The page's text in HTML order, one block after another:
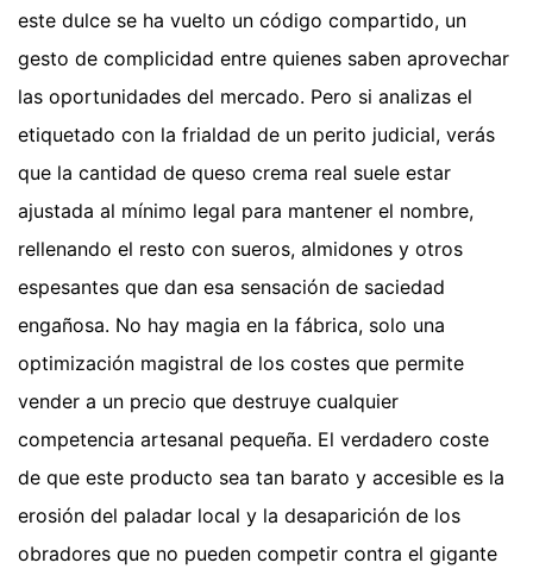
este dulce se ha vuelto un código compartido, un
gesto de complicidad entre quienes saben aprovechar
las oportunidades del mercado. Pero si analizas el
etiquetado con la frialdad de un perito judicial, verás
que la cantidad de queso crema real suele estar
ajustada al mínimo legal para mantener el nombre,
rellenando el resto con sueros, almidones y otros
espesantes que dan esa sensación de saciedad
engañosa. No hay magia en la fábrica, solo una
optimización magistral de los costes que permite
vender a un precio que destruye cualquier
competencia artesanal pequeña. El verdadero coste
de que este producto sea tan barato y accesible es la
erosión del paladar local y la desaparición de los
obradores que no pueden competir contra el gigante